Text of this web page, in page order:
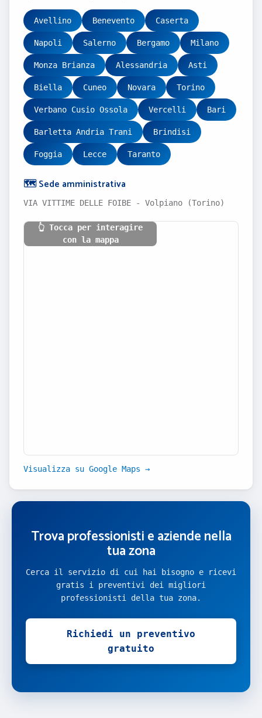
Avellino Benevento Caserta
Napoli Salerno Bergamo Milano
Monza Brianza Alessandria Asti
Biella Cuneo Novara Torino
Verbano Cusio Ossola Vercelli Bari
Barletta Andria Trani Brindisi
Foggia Lecce Taranto
🗺️ Sede amministrativa
VIA VITTIME DELLE FOIBE - Volpiano (Torino)
👆 Tocca per interagire
con la mappa
Visualizza su Google Maps →
Trova professionisti e aziende nella
tua zona
Cerca il servizio di cui hai bisogno e ricevi
gratis i preventivi dei migliori
professionisti della tua zona.
Richiedi un preventivo
gratuito